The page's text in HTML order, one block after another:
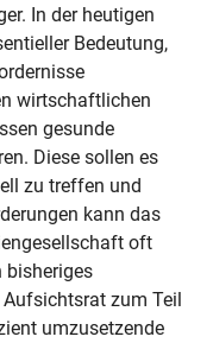
In der heutigen
Bedeutung,
wirtschaftlichen
gesunde
Diese sollen es
zu treffen und
kann das
oft
bisheriges
zum Teil
umzusetzende